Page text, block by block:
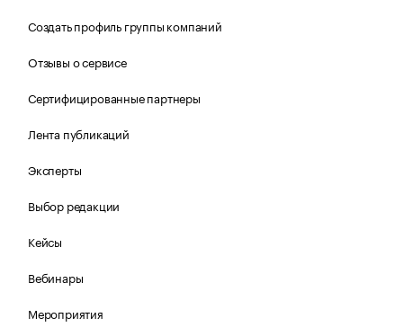
Создать профиль группы компаний
Отзывы о сервисе
Сертифицированные партнеры
Лента публикаций
Эксперты
Выбор редакции
Кейсы
Вебинары
Мероприятия